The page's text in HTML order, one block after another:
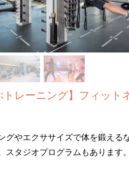
トレーニング】フィット
グやエクササイズで体を鍛える
スタジオプログラムもあります。